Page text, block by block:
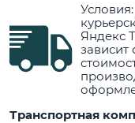
Яндекс
зависит
Транспортная